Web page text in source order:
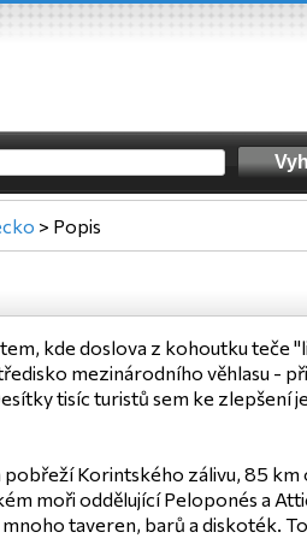
> Popis
kde doslova z kohoutku teče
mezinárodního věhlasu -
tisíc turistů sem ke zlepšení
pobřeží Korintského zálivu, 85
moři oddělující Peloponés a
taveren, barů a diskoték.